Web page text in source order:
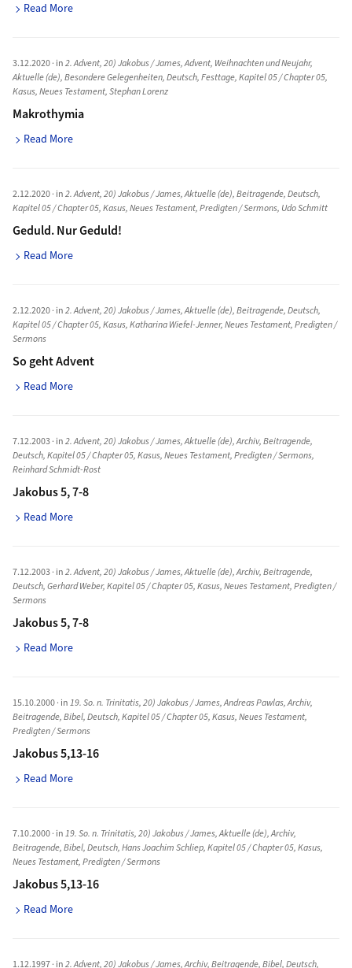
Read More
3.12.2020· in2. Advent,20) Jakobus / James,Advent, Weihnachten und Neujahr,
Aktuelle (de),Besondere Gelegenheiten,Deutsch,Festtage,Kapitel 05 / Chapter 05,
Kasus,Neues Testament,Stephan Lorenz
Makrothymia
Read More
2.12.2020· in2. Advent,20) Jakobus / James,Aktuelle (de),Beitragende,Deutsch,
Kapitel 05 / Chapter 05,Kasus,Neues Testament,Predigten / Sermons, Udo Schmitt
Geduld. Nur Geduld!
Read More
2.12.2020· in2. Advent,20) Jakobus / James,Aktuelle (de),Beitragende,Deutsch,
Kapitel 05 / Chapter 05,Kasus,Katharina Wiefel-Jenner,Neues Testament,Predigten /
Sermons
So geht Advent
Read More
7.12.2003· in2. Advent,20) Jakobus / James,Aktuelle (de),Archiv,Beitragende,
Deutsch,Kapitel 05 / Chapter 05,Kasus,Neues Testament,Predigten / Sermons,
Reinhard Schmidt-Rost
Jakobus 5, 7-8
Read More
7.12.2003· in2. Advent,20) Jakobus / James,Aktuelle (de),Archiv,Beitragende,
Deutsch,Gerhard Weber,Kapitel 05 / Chapter 05,Kasus,Neues Testament,Predigten /
Sermons
Jakobus 5, 7-8
Read More
15.10.2000· in19. So. n. Trinitatis,20) Jakobus / James,Andreas Pawlas,Archiv,
Beitragende,Bibel,Deutsch,Kapitel 05 / Chapter 05,Kasus,Neues Testament,
Predigten / Sermons
Jakobus 5,13-16
Read More
7.10.2000· in19. So. n. Trinitatis,20) Jakobus / James,Aktuelle (de),Archiv,
Beitragende,Bibel,Deutsch,Hans Joachim Schliep,Kapitel 05 / Chapter 05,Kasus,
Neues Testament,Predigten / Sermons
Jakobus 5,13-16
Read More
1.12.1997· in2. Advent,20) Jakobus / James,Archiv,Beitragende,Bibel,Deutsch,